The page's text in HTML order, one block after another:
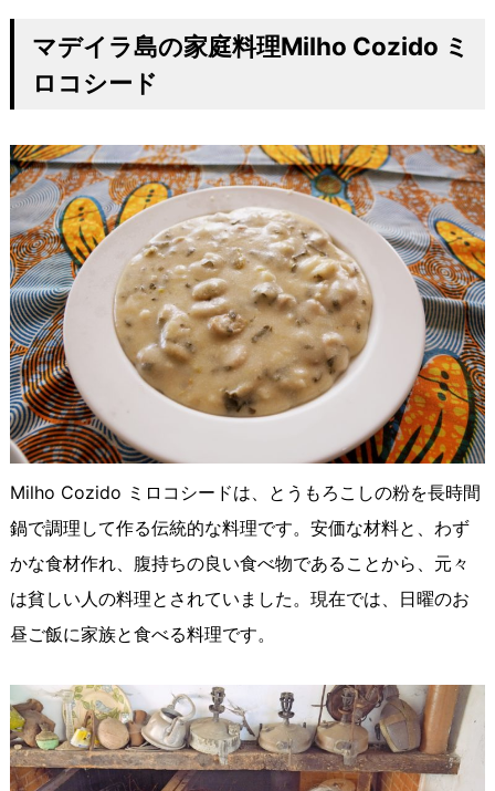
マデイラ島の家庭料理Milho Cozido ミ
ロコシード
Milho Cozido ミロコシードは、とうもろこしの粉を長時間
鍋で調理して作る伝統的な料理です。安価な材料と、わず
かな食材作れ、腹持ちの良い食べ物であることから、元々
は貧しい人の料理とされていました。現在では、日曜のお
昼ご飯に家族と食べる料理です。